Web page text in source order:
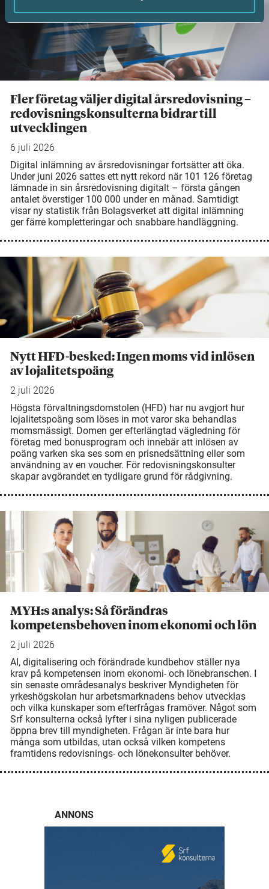
Fler företag väljer digital årsredovisning –
redovisningskonsulterna bidrar till
utvecklingen
6 juli 2026
Digital inlämning av årsredovisningar fortsätter att öka.
Under juni 2026 sattes ett nytt rekord när 101 126 företag
lämnade in sin årsredovisning digitalt – första gången
antalet överstiger 100 000 under en månad. Samtidigt
visar ny statistik från Bolagsverket att digital inlämning
ger färre kompletteringar och snabbare handläggning.
Nytt HFD-besked: Ingen moms vid inlösen
av lojalitetspoäng
2 juli 2026
Högsta förvaltningsdomstolen (HFD) har nu avgjort hur
lojalitetspoäng som löses in mot varor ska behandlas
momsmässigt. Domen ger efterlängtad vägledning för
företag med bonusprogram och innebär att inlösen av
poäng varken ska ses som en prisnedsättning eller som
användning av en voucher. För redovisningskonsulter
skapar avgörandet en tydligare grund för rådgivning.
MYH:s analys: Så förändras
kompetensbehoven inom ekonomi och lön
2 juli 2026
AI, digitalisering och förändrade kundbehov ställer nya
krav på kompetensen inom ekonomi- och lönebranschen. I
sin senaste områdesanalys beskriver Myndigheten för
yrkeshögskolan hur arbetsmarknadens behov utvecklas
och vilka kunskaper som efterfrågas framöver. Något som
Srf konsulterna också lyfter i sina nyligen publicerade
öppna brev till myndigheten. Frågan är inte bara hur
många som utbildas, utan också vilken kompetens
framtidens redovisnings- och lönekonsulter behöver.
ANNONS